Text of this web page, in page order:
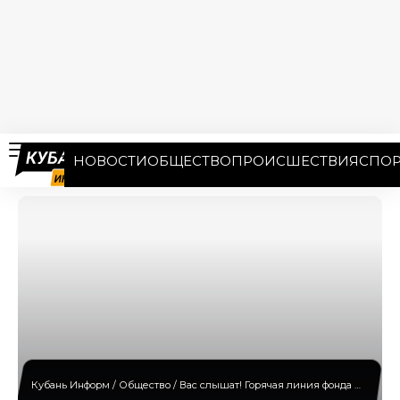
НОВОСТИОБЩЕСТВОПРОИСШЕСТВИЯ
Кубань Информ / Общество / Вас слышат! Горячая линия фонда Олега Дерипаски помогает устьлабинцам во время карантина